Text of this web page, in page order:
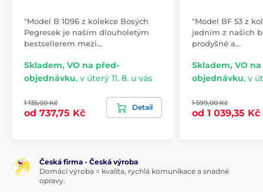
"Model B 1096 z kolekce Bosých
Pegresek je naším dlouholetým
bestsellerem mezi…
Skladem, VO na před-
objednávku, v úterý 11. 8. u vás
1 135,00 Kč
od 737,75 Kč
Detail
"Model BF 53 z
jedním z našich
prodyšné a…
Skladem, VO
objednávku, v
1 599,00 Kč
od 1 039,35 Kč
Česká firma - Česká výroba
Domácí výroba = kvalita, rychlá komunikace a snadné
opravy.